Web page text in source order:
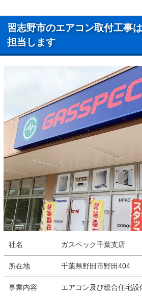
習志野市のエアコン取付工事
担当します
社名 ガスペック千葉支店
所在地 千葉県野田市野田404
事業内容 エアコン及び総合住宅